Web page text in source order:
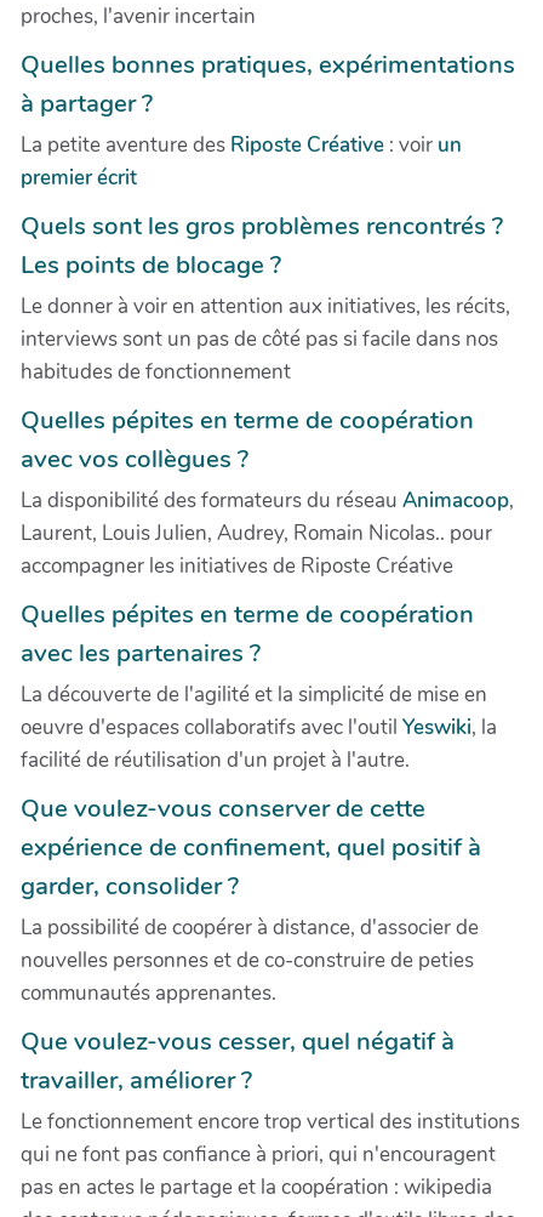
proches, l'avenir incertain
Quelles bonnes pratiques, expérimentations
à partager ?
La petite aventure des Riposte Créative : voir un
premier écrit
Quels sont les gros problèmes rencontrés ?
Les points de blocage ?
Le donner à voir en attention aux initiatives, les récits,
interviews sont un pas de côté pas si facile dans nos
habitudes de fonctionnement
Quelles pépites en terme de coopération
avec vos collègues ?
La disponibilité des formateurs du réseau Animacoop,
Laurent, Louis Julien, Audrey, Romain Nicolas.. pour
accompagner les initiatives de Riposte Créative
Quelles pépites en terme de coopération
avec les partenaires ?
La découverte de l'agilité et la simplicité de mise en
oeuvre d'espaces collaboratifs avec l'outil Yeswiki, la
facilité de réutilisation d'un projet à l'autre.
Que voulez-vous conserver de cette
expérience de confinement, quel positif à
garder, consolider ?
La possibilité de coopérer à distance, d'associer de
nouvelles personnes et de co-construire de peties
communautés apprenantes.
Que voulez-vous cesser, quel négatif à
travailler, améliorer ?
Le fonctionnement encore trop vertical des institutions
qui ne font pas confiance à priori, qui n'encouragent
pas en actes le partage et la coopération : wikipedia